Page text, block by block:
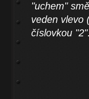
"uchem"
veden vlevo
číslovkou